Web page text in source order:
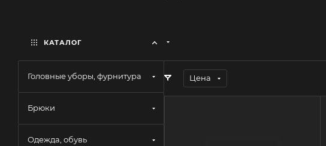
Цена
КАТАЛОГ
Головные уборы, фурнитура
Брюки
Одежда, обувь